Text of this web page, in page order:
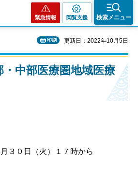
緊急情報 閲覧支援 検索メニュー
印刷 更新日：2022年10月5日
中部医療圏地域医療
日（火）１７時から